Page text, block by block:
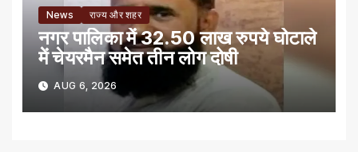
News राज्य और शहर
नगर पालिका में 32.50 लाख रुपये घोटाले
में चेयरमैन समेत तीन लोग दोषी
AUG 6, 2026